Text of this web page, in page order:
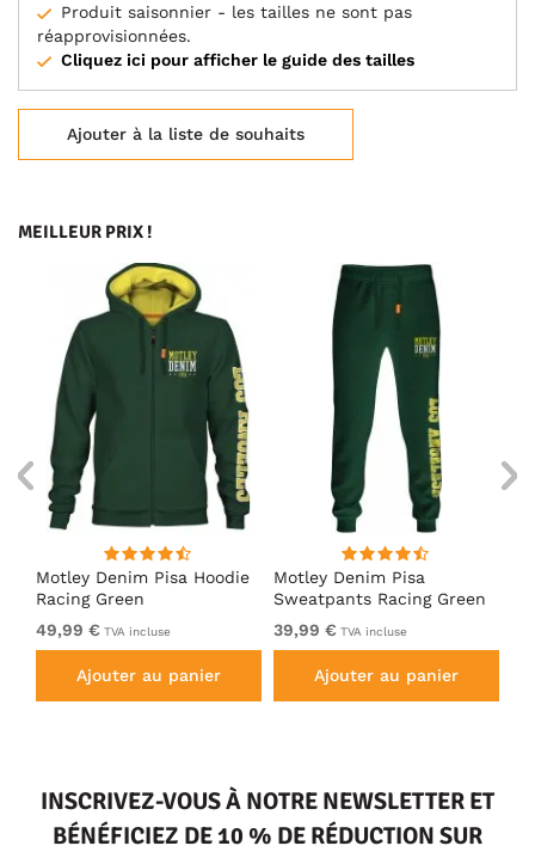
Produit saisonnier - les tailles ne sont pas
réapprovisionnées.
Cliquez ici pour afficher le guide des tailles
Ajouter à la liste de souhaits
MEILLEUR PRIX !
Motley Denim Pisa Hoodie
Racing Green
49,99 € TVA incluse
Ajouter au panier
Motley Denim Pisa
Sweatpants Racing Green
39,99 € TVA incluse
Ajouter au panier
INSCRIVEZ-VOUS À NOTRE NEWSLETTER ET
BÉNÉFICIEZ DE 10 % DE RÉDUCTION SUR